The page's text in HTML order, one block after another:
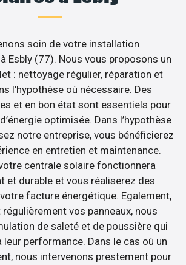
soin de votre installation
Esbly (77). Nous vous proposons un
: nettoyage régulier, réparation et
l’hypothèse où nécessaire. Des
et en bon état sont essentiels pour
optimisée. Dans l’hypothèse
notre entreprise, vous bénéficierez
en entretien et maintenance.
centrale solaire fonctionnera
et durable et vous réaliserez des
facture énergétique. Egalement,
vos panneaux, nous
de saleté et de poussière qui
leur performance. Dans le cas où un
nous intervenons prestement pour